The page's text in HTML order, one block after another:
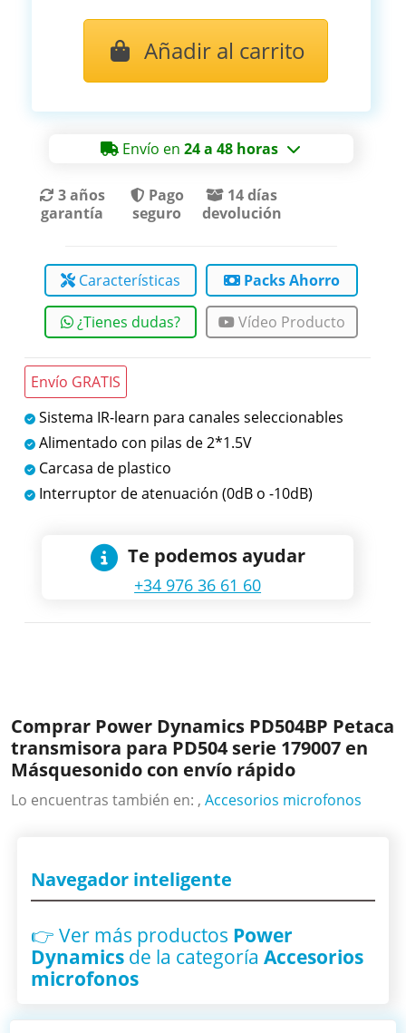
Envío GRATIS
Sistema IR-learn para canales seleccionables
Alimentado con pilas de 2*1.5V
Carcasa de plastico
Interruptor de atenuación (0dB o -10dB)
Te podemos ayudar
+34 976 36 61 60
Añadir al carrito
Envío en24 a 48 horas
3 años
garantía
Pago
seguro
14 días
devolución
Características Packs Ahorro
¿Tienes dudas? Vídeo Producto
Comprar Power Dynamics PD504BP Petaca
transmisora para PD504 serie 179007 en
Másquesonido con envío rápido
Lo encuentras también en: ,Accesorios microfonos
Navegador inteligente
👉 Ver más productos Power
Dynamicsde la categoría Accesorios
microfonos